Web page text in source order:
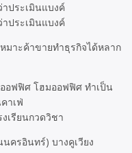
ประเมินแบงค์
ประเมินแบงค์
มาะค้าขายทำธุรกิจได้หลาก
อฟฟิศ โฮมออฟฟิศ ทำเป็น
าเฟ่
เรียนกวดวิชา
ครอินทร์) บางคูเวียง